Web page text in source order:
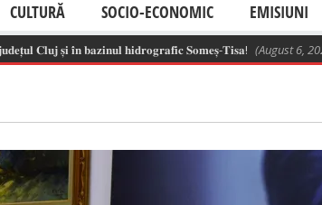
CULTURĂ SOCIO-ECONOMIC EMISIUNI
𝐢̂𝐧 𝐛𝐚𝐳𝐢𝐧𝐮𝐥 𝐡𝐢𝐝𝐫𝐨𝐠𝐫𝐚𝐟𝐢𝐜 𝐒𝐨𝐦𝐞𝐬̦-𝐓𝐢𝐬𝐚! (August 6, 2026 11:09 am)